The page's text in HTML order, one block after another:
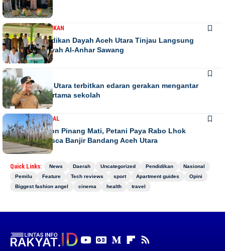
Barona Jaya
DAERAHPENDIDIKAN
Kadis Pendidikan Dayah Aceh Utara Tinjau Langsung
Relokasi Dayah Al-Anhar Sawang
DAERAH
Bupati Aceh Utara terbitkan edaran gerakan mengantar
anak hari pertama sekolah
DAERAHNASIONAL
Ribuan Pohon Pinang Mati, Petani Paya Rabo Lhok
Terpuruk Pasca Banjir Bandang Aceh Utara
Quick Links: News Daerah Uncategorized Pendidikan
Nasional
Pemilu
Feature Tech reviews sport Apartment guides
Opini
Biggest fashion angel
cinema health travel